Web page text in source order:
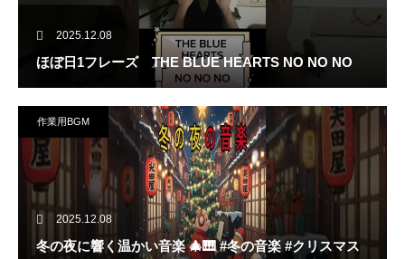
2025.12.08
ほぼ日1フレーズ THE BLUE HEARTS NO NO NO
作業用BGM
2025.12.08
冬の夜に響く温かい音楽 🎄🎹 #冬の音楽 #クリスマス